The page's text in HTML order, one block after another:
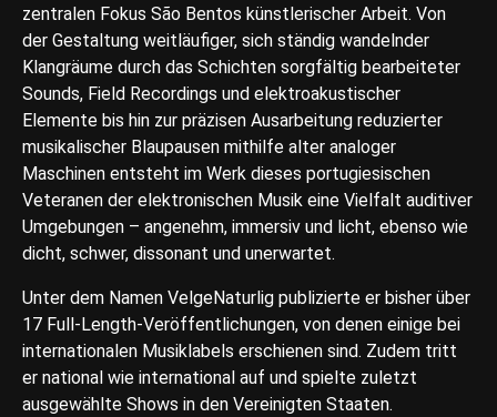
zentralen Fokus São Bentos künstlerischer Arbeit. Von
der Gestaltung weitläufiger, sich ständig wandelnder
Klangräume durch das Schichten sorgfältig bearbeiteter
Sounds, Field Recordings und elektroakustischer
Elemente bis hin zur präzisen Ausarbeitung reduzierter
musikalischer Blaupausen mithilfe alter analoger
Maschinen entsteht im Werk dieses portugiesischen
Veteranen der elektronischen Musik eine Vielfalt auditiver
Umgebungen – angenehm, immersiv und licht, ebenso wie
dicht, schwer, dissonant und unerwartet.
Unter dem Namen VelgeNaturlig publizierte er bisher über
17 Full-Length-Veröffentlichungen, von denen einige bei
internationalen Musiklabels erschienen sind. Zudem tritt
er national wie international auf und spielte zuletzt
ausgewählte Shows in den Vereinigten Staaten.